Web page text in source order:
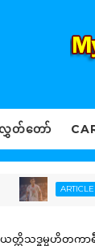
တ်တော်
ARTICLE ကွက်
တိသဒ္ဓမ္မဟိတကာ